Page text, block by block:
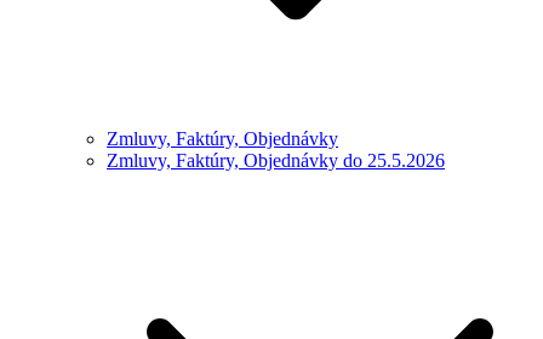
Zmluvy, Faktúry, Objednávky
Zmluvy, Faktúry, Objednávky do 25.5.2026